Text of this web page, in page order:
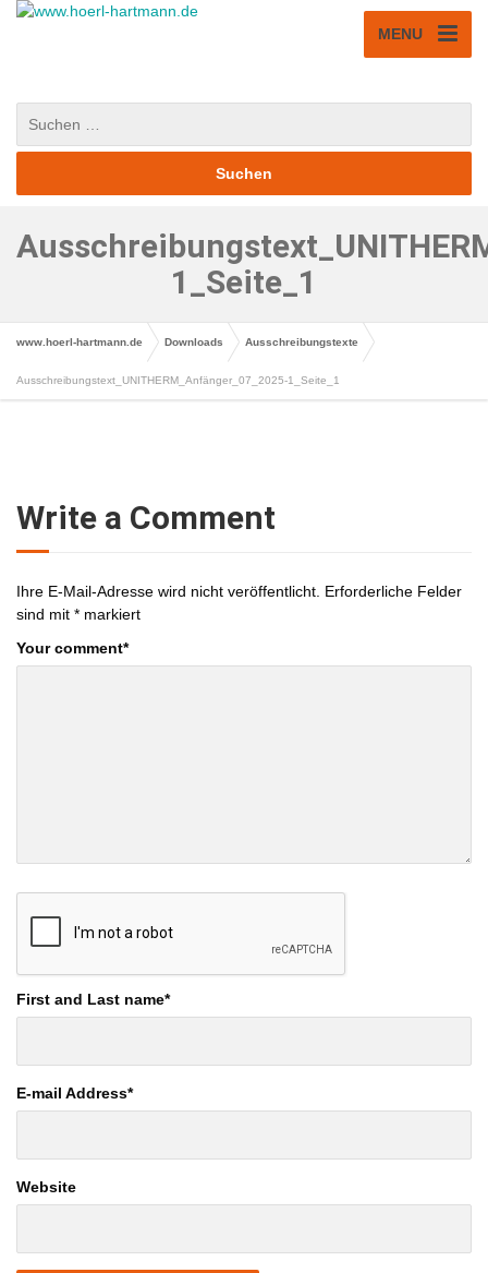
MENU
1_Seite_1
www.hoerl-hartmann.de Downloads Ausschreibungstexte
Ausschreibungstext_UNITHERM_Anfänger_07_2025-1_Seite_1
Write a Comment
Ihre E-Mail-Adresse wird nicht veröffentlicht. Erforderliche Felder
sind mit * markiert
Your comment*
First and Last name*
E-mail Address*
Website